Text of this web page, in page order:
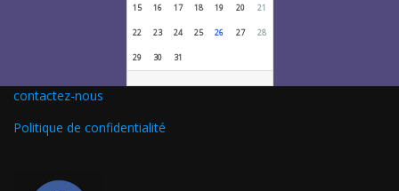
15 16 17 18 19 20 21
22 23 24 25 26 27 28
29 30 31
contactez-nous
Politique de confidentialité